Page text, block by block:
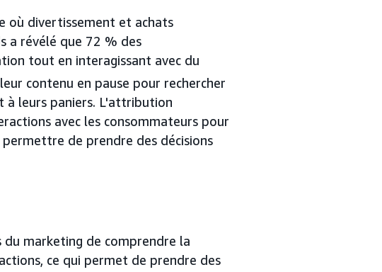
où divertissement et achats
a révélé que 72 % des
tout en interagissant avec du
contenu en pause pour rechercher
à leurs paniers. L'attribution
avec les consommateurs pour
de prendre des décisions
marketing de comprendre la
ce qui permet de prendre des